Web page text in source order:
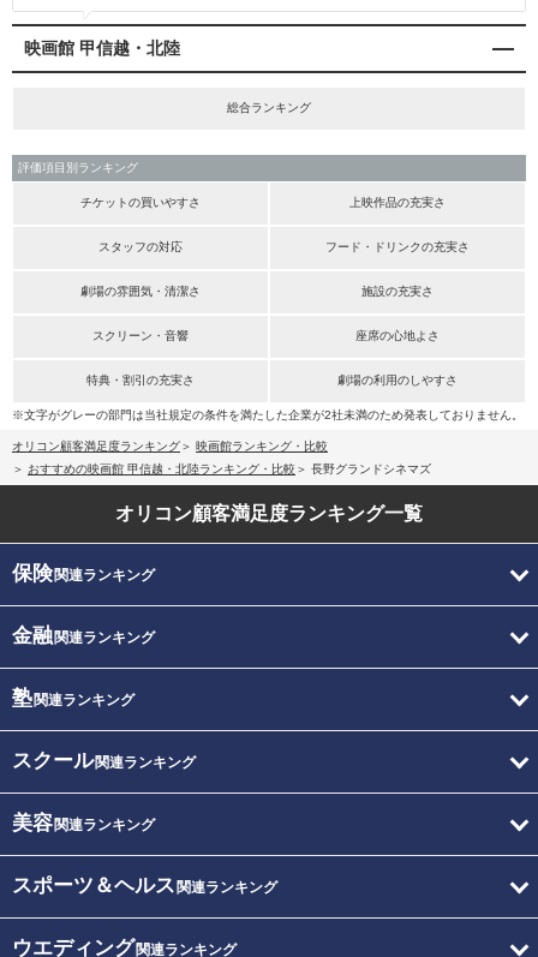
映画館 甲信越・北陸
総合ランキング
評価項目別ランキング
チケットの買いやすさ 上映作品の充実さ
スタッフの対応 フード・ドリンクの充実さ
劇場の雰囲気・清潔さ 施設の充実さ
スクリーン・音響 座席の心地よさ
特典・割引の充実さ 劇場の利用のしやすさ
※文字がグレーの部門は当社規定の条件を満たした企業が2社未満のため発表しておりません。
オリコン顧客満足度ランキング
映画館ランキング・比較
おすすめの映画館 甲信越・北陸ランキング・比較
長野グランドシネマズ
オリコン顧客満足度ランキング一覧
保険関連ランキング
金融関連ランキング
塾関連ランキング
スクール関連ランキング
美容関連ランキング
スポーツ＆ヘルス 関連ランキング
ウエディング関連ランキング